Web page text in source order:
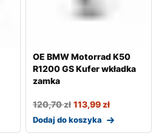
OE BMW Motorrad K50
R1200 GS Kufer wkładka
zamka
120,70zł 113,99zł
Dodaj do koszyka